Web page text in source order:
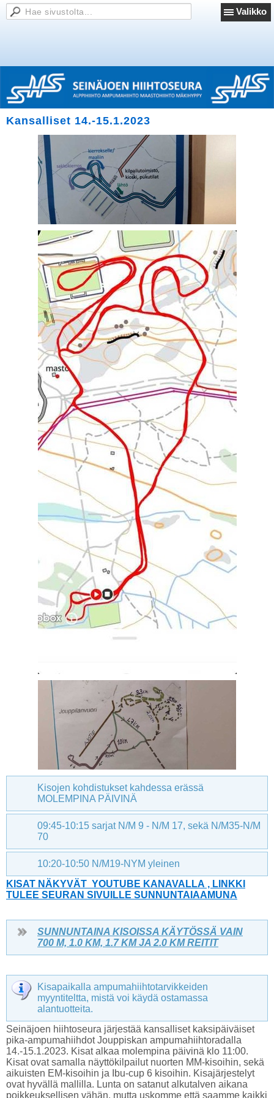
Valikko
Kansalliset 14.-15.1.2023
Kisojen kohdistukset kahdessa erässä
MOLEMPINA PÄIVINÄ
09:45-10:15 sarjat N/M 9 - N/M 17, sekä N/M35-N/M
70
10:20-10:50 N/M19-NYM yleinen
KISAT NÄKYVÄT YOUTUBE KANAVALLA , LINKKI
TULEE SEURAN SIVUILLE SUNNUNTAIAAMUNA
SUNNUNTAINA KISOISSA KÄYTÖSSÄ VAIN
700 M, 1.0 KM, 1.7 KM JA 2.0 KM REITIT
Kisapaikalla ampumahiihtotarvikkeiden
myyntiteltta, mistä voi käydä ostamassa
alantuotteita.
Seinäjoen hiihtoseura järjestää kansalliset kaksipäiväiset
pika-ampumahiihdot Jouppiskan ampumahiihtoradalla
14.-15.1.2023. Kisat alkaa molempina päivinä klo 11:00.
Kisat ovat samalla näyttökilpailut nuorten MM-kisoihin, sekä
aikuisten EM-kisoihin ja Ibu-cup 6 kisoihin. Kisajärjestelyt
ovat hyvällä mallilla. Lunta on satanut alkutalven aikana
poikkeuksellisen vähän, mutta uskomme että saamme kaikki